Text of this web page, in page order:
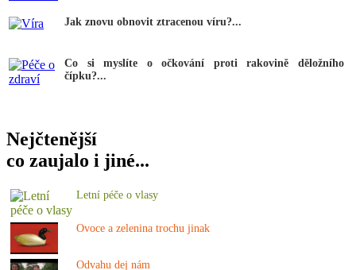
Jak znovu obnovit ztracenou víru?...
Co si myslíte o očkování proti rakovině děložního
čípku?...
Nejčtenější
co zaujalo i jiné...
Letní péče o vlasy
Ovoce a zelenina trochu jinak
Odvahu dej nám